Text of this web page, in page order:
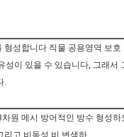
성합니다 직물 공용영역 보호
이 있을 수 있습니다, 그래서
.
원 메시 방어적인 방수 형성하